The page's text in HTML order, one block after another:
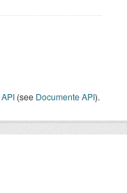
API (see Documente API).